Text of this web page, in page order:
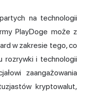
na technologii
PlayDoge może z
w zakresie tego, co
rozrywki i technologii
zaangażowania
kryptowalut,